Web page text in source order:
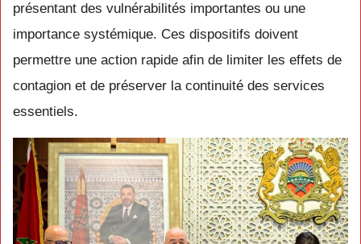
présentant des vulnérabilités importantes ou une
importance systémique. Ces dispositifs doivent
permettre une action rapide afin de limiter les effets de
contagion et de préserver la continuité des services
essentiels.